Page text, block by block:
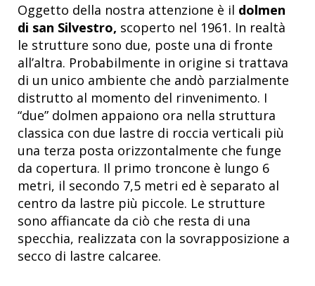
Oggetto della nostra attenzione è il dolmen
di san Silvestro, scoperto nel 1961. In realtà
le strutture sono due, poste una di fronte
all’altra. Probabilmente in origine si trattava
di un unico ambiente che andò parzialmente
distrutto al momento del rinvenimento. I
“due” dolmen appaiono ora nella struttura
classica con due lastre di roccia verticali più
una terza posta orizzontalmente che funge
da copertura. Il primo troncone è lungo 6
metri, il secondo 7,5 metri ed è separato al
centro da lastre più piccole. Le strutture
sono affiancate da ciò che resta di una
specchia, realizzata con la sovrapposizione a
secco di lastre calcaree.